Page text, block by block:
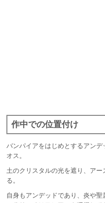
作中での位置付け
バンパイアをはじめとするアン
オス。
土のクリスタルの光を遮り、ア
る。
自身もアンデッドであり、炎や